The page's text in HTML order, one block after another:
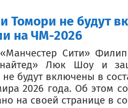
Томори не будут
на ЧМ-2026
Сити»
Люк Шоу и
будут включены в
2026 года. Об этом
на своей странице в